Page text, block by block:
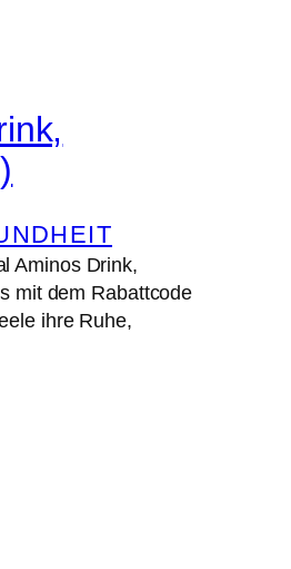
Aminos Drink,
mit dem Rabattcode
ihre Ruhe,